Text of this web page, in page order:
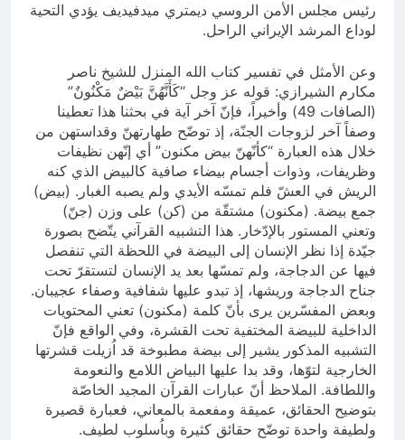
رئيس مجلس الأمن الروسي ديمتري ميدفيديف يؤدي التحية
لوداع المرشد الإيراني الراحل.
وعن الأمثل في تفسير كتاب الله المنزل للشيخ ناصر
مكارم الشيرازي: قوله عز وجل “كَأَنَّهُنَّ بَيْضٌ مَكْنُونٌ”
(الصافات 49) وأخيراً، فإنّ آخر آية في بحثنا هذا تعطينا
وصفاً آخر لزوجات الجنّة، إذ توضّح طهارتهنّ وقداستهن من
خلال هذه العبارة “كأنّهنّ بيض مكنون” أي إنّهن نظيفات
وظريفات، وذوات أجسام بيضاء صافية كالبيض الذي كنه
الريش في العشّ فلم تمسّه الأيدي ولم يصبه الغبار. (بيض)
جمع بيضة. (مكنون) مشتقّة من (كن) على وزن (جنّ)
وتعني المستور بالإدّخار. هذا التشبيه القرآني يتّضح بصورة
جيّدة إذا نظر الإنسان إلى البيضة في اللحظة التي تنفصل
فيها عن الدجاجة، ولم تمسّها بعد يد الإنسان لتستقرّ تحت
جناح الدجاجة وريشها، إذ تبدو عليها شفافية وصفاء عجيبان.
وبعض المفسّرين يرى بأنّ كلمة (مكنون) تعني المحتويات
الداخلية للبيضة المختفية تحت القشرة، وفي الواقع فإنّ
التشبيه المذكور يشير إلى بيضة مطبوخة قد اُزيلت قشرتها
الخارجية لتوّها، وقد بدا عليها البياض اللامع والنعومة
واللطافة. الملاحظ أنّ عبارات القرآن المجيد الخاصّة
بتوضيح الحقائق، عميقة ومفعمة بالمعاني، فعبارة قصيرة
ولطيفة واحدة توضّح حقائق كثيرة وباُسلوب لطيف.